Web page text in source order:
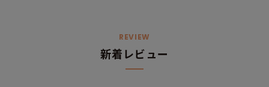
REVIEW
新着レビュー